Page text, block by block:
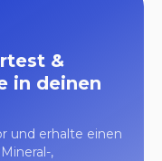
&
in deinen
und erhalte einen
,